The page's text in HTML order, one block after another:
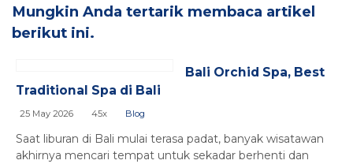
Mungkin Anda tertarik membaca artikel
berikut ini.
Bali Orchid Spa, Best
Traditional Spa di Bali
25 May 2026 45x Blog
Saat liburan di Bali mulai terasa padat, banyak wisatawan
akhirnya mencari tempat untuk sekadar berhenti dan